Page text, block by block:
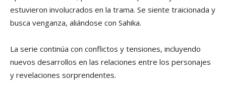
estuvieron involucrados en la trama. Se siente traicionada y
busca venganza, aliándose con Sahika.
La serie continúa con conflictos y tensiones, incluyendo
nuevos desarrollos en las relaciones entre los personajes
y revelaciones sorprendentes.